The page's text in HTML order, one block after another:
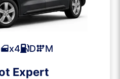
x4 D M
Expert